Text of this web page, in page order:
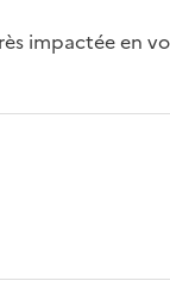
impactée en